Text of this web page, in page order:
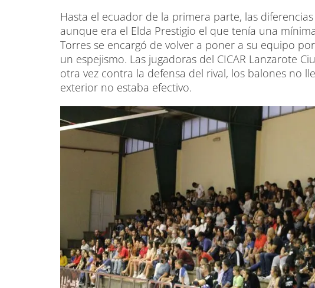
Hasta el ecuador de la primera parte, las
aunque era el Elda Prestigio el que tenía una
Torres se encargó de volver a poner a su equipo
un espejismo. Las jugadoras del CICAR Lanzarote
otra vez contra la defensa del rival, los balones no
exterior no estaba efectivo.